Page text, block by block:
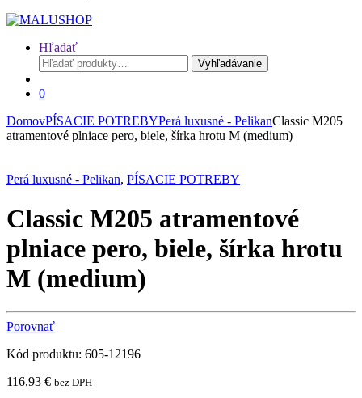
Hľadať
Hľadať:
Vyhľadávanie
0
DomovPÍSACIE POTREBYPerá luxusné - PelikanClassic M205
atramentové plniace pero, biele, šírka hrotu M (medium)
Perá luxusné - Pelikan, PÍSACIE POTREBY
Classic M205 atramentové
plniace pero, biele, šírka hrotu
M (medium)
Porovnať
Kód produktu: 605-12196
116,93 € bez DPH